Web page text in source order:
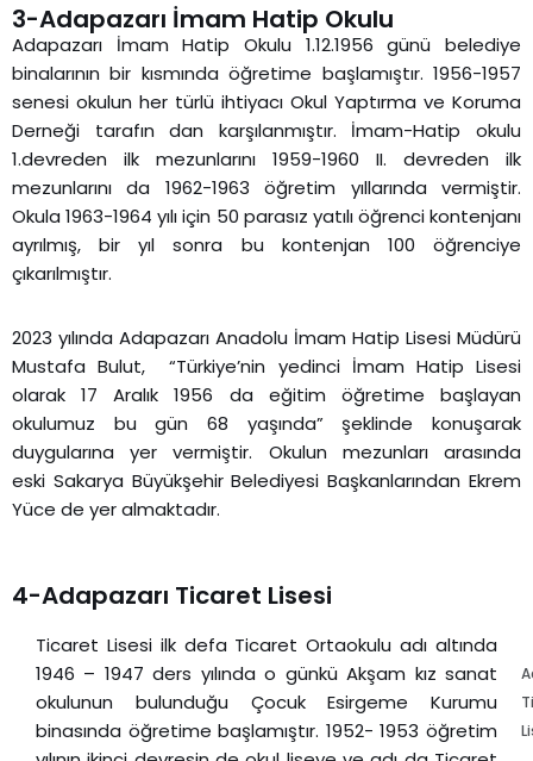
3-Adapazarı İmam Hatip Okulu
Adapazarı İmam Hatip Okulu 1.12.1956 günü belediye
binalarının bir kısmında öğretime başlamıştır. 1956-1957
senesi okulun her türlü ihtiyacı Okul Yaptırma ve Koruma
Derneği tarafın dan karşılanmıştır. İmam-Hatip okulu
1.devreden ilk mezunlarını 1959-1960 II. devreden ilk
mezunlarını da 1962-1963 öğretim yıllarında vermiştir.
Okula 1963-1964 yılı için 50 parasız yatılı öğrenci kontenjanı
ayrılmış, bir yıl sonra bu kontenjan 100 öğrenciye
çıkarılmıştır.
2023 yılında Adapazarı Anadolu İmam Hatip Lisesi Müdürü
Mustafa Bulut, “Türkiye’nin yedinci İmam Hatip Lisesi
olarak 17 Aralık 1956 da eğitim öğretime başlayan
okulumuz bu gün 68 yaşında” şeklinde konuşarak
duygularına yer vermiştir. Okulun mezunları arasında
eski Sakarya Büyükşehir Belediyesi Başkanlarından Ekrem
Yüce de yer almaktadır.
4-Adapazarı Ticaret Lisesi
Ticaret Lisesi ilk defa Ticaret Ortaokulu adı altında
1946 – 1947 ders yılında o günkü Akşam kız sanat
okulunun bulunduğu Çocuk Esirgeme Kurumu
binasında öğretime başlamıştır. 1952- 1953 öğretim